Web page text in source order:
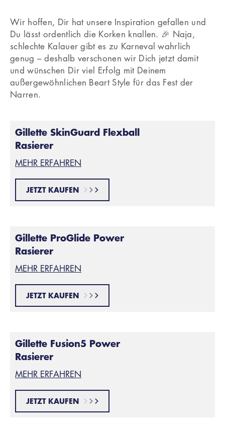
Wir hoffen, Dir hat unsere Inspiration gefallen und
Du lässt ordentlich die Korken knallen. 🎉 Naja,
schlechte Kalauer gibt es zu Karneval wahrlich
genug – deshalb verschonen wir Dich jetzt damit
und wünschen Dir viel Erfolg mit Deinem
außergewöhnlichen Beart Style für das Fest der
Narren.
Gillette SkinGuard Flexball
Rasierer
MEHR ERFAHREN
JETZT KAUFEN
Gillette ProGlide Power
Rasierer
MEHR ERFAHREN
JETZT KAUFEN
Gillette Fusion5 Power
Rasierer
MEHR ERFAHREN
JETZT KAUFEN